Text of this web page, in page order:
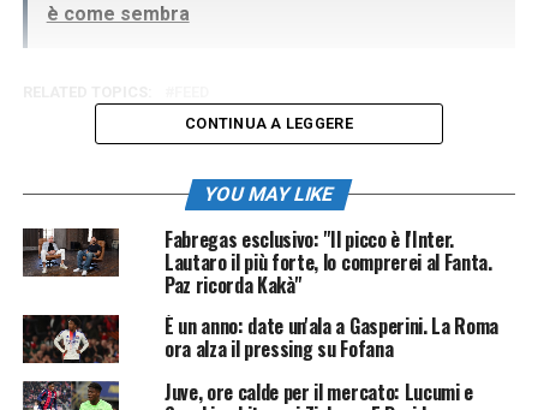
è come sembra
CONTINUA A LEGGERE
YOU MAY LIKE
Fabregas esclusivo: "Il picco è l'Inter.
Lautaro il più forte, lo comprerei al Fanta.
Paz ricorda Kakà"
È un anno: date un'ala a Gasperini. La Roma
ora alza il pressing su Fofana
Juve, ore calde per il mercato: Lucumi e